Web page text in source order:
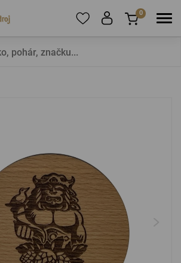
PRIHLÁSIŤ SA
Nová registrácia
0